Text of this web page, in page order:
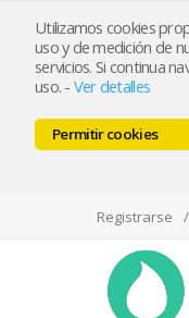
Utilizamos cookies
uso y de medición de
servicios. Si continua
uso. - Ver detalles
Permitir cookies
Tlf
Registrarse